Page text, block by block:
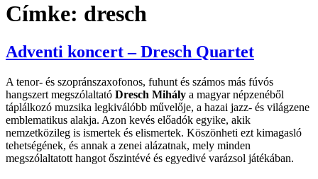
Címke: dresch
Adventi koncert – Dresch Quartet
A tenor- és szopránszaxofonos, fuhunt és számos más fúvós
hangszert megszólaltató Dresch Mihály a magyar népzenéből
táplálkozó muzsika legkiválóbb művelője, a hazai jazz- és világzene
emblematikus alakja. Azon kevés előadók egyike, akik
nemzetközileg is ismertek és elismertek. Köszönheti ezt kimagasló
tehetségének, és annak a zenei alázatnak, mely minden
megszólaltatott hangot őszintévé és egyedivé varázsol játékában.